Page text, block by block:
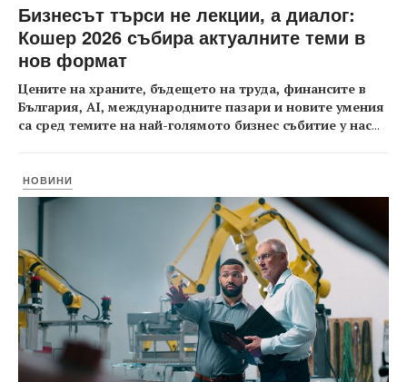
Бизнесът търси не лекции, а диалог:
Кошер 2026 събира актуалните теми в
нов формат
Цените на храните, бъдещето на труда, финансите в
България, AI, международните пазари и новите умения
са сред темите на най-голямото бизнес събитие у нас...
НОВИНИ